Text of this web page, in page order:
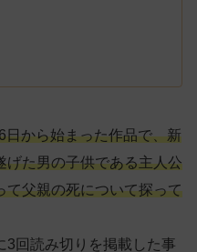
から始まった作品で、新
げた男の子供である主人公
て父親の死について探って
3回読み切りを掲載した事